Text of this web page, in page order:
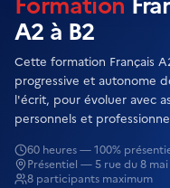
A2 à B2
Cette formation Français
progressive et autonome
l'écrit, pour évoluer avec
personnels et
60 heures—100%
Présentiel — 5 rue du 8 mai
8 participants maximum